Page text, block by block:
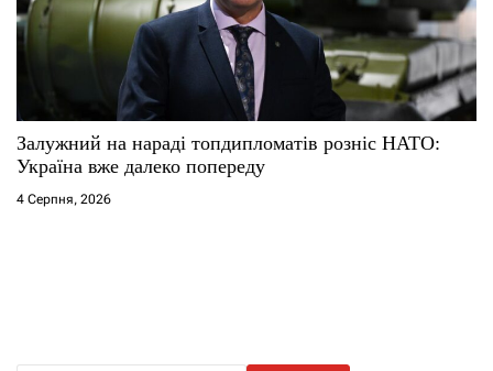
Залужний на нараді топдипломатів розніс НАТО:
Україна вже далеко попереду
4 Серпня, 2026